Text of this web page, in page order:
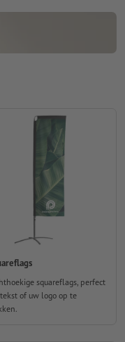
squareflags, perfect
of uw logo op te